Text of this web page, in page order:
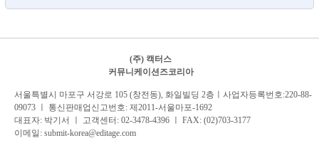
(주) 캑터스
커뮤니케이션즈코리아
서 울특별시 마포구 서강로 105 (창전동), 화일빌딩 2층 ㅣ사업자등록번호:220-88-
09073 ㅣ 통신판매업신고번호: 제2011-서울마포-1692
대표자: 박기서 ㅣ 고객센터: 02-3478-4396 ㅣ FAX: (02)703-3177
이메일: submit-korea@editage.com